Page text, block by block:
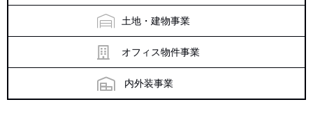
土地・建物事業
オフィス物件事業
内外装事業